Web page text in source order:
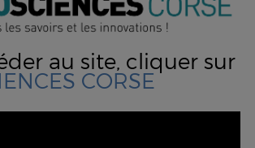
au site, cliquer sur
CORSE